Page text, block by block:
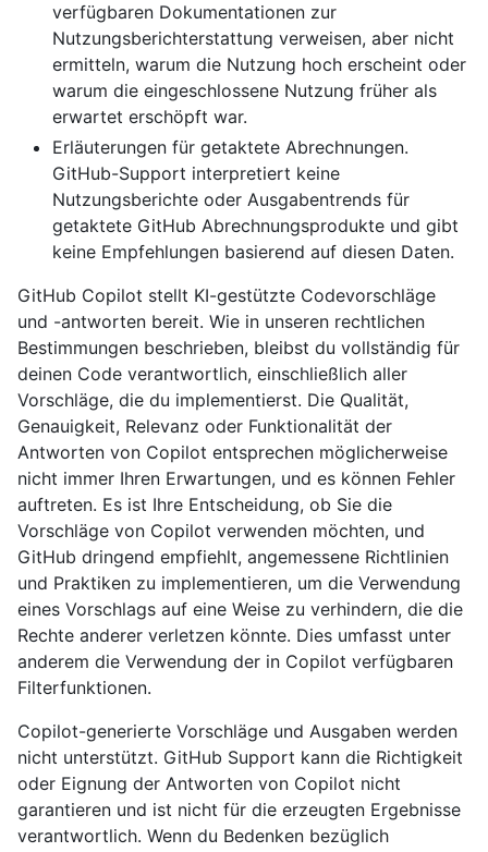
verfügbaren Dokumentationen zur
Nutzungsberichterstattung verweisen, aber nicht
ermitteln, warum die Nutzung hoch erscheint oder
warum die eingeschlossene Nutzung früher als
erwartet erschöpft war.
Erläuterungen für getaktete Abrechnungen.
GitHub-Support interpretiert keine
Nutzungsberichte oder Ausgabentrends für
getaktete GitHub Abrechnungsprodukte und gibt
keine Empfehlungen basierend auf diesen Daten.
GitHub Copilot stellt KI-gestützte Codevorschläge
und -antworten bereit. Wie in unseren rechtlichen
Bestimmungen beschrieben, bleibst du vollständig für
deinen Code verantwortlich, einschließlich aller
Vorschläge, die du implementierst. Die Qualität,
Genauigkeit, Relevanz oder Funktionalität der
Antworten von Copilot entsprechen möglicherweise
nicht immer Ihren Erwartungen, und es können Fehler
auftreten. Es ist Ihre Entscheidung, ob Sie die
Vorschläge von Copilot verwenden möchten, und
GitHub dringend empfiehlt, angemessene Richtlinien
und Praktiken zu implementieren, um die Verwendung
eines Vorschlags auf eine Weise zu verhindern, die die
Rechte anderer verletzen könnte. Dies umfasst unter
anderem die Verwendung der in Copilot verfügbaren
Filterfunktionen.
Copilot-generierte Vorschläge und Ausgaben werden
nicht unterstützt. GitHub Support kann die Richtigkeit
oder Eignung der Antworten von Copilot nicht
garantieren und ist nicht für die erzeugten Ergebnisse
verantwortlich. Wenn du Bedenken bezüglich